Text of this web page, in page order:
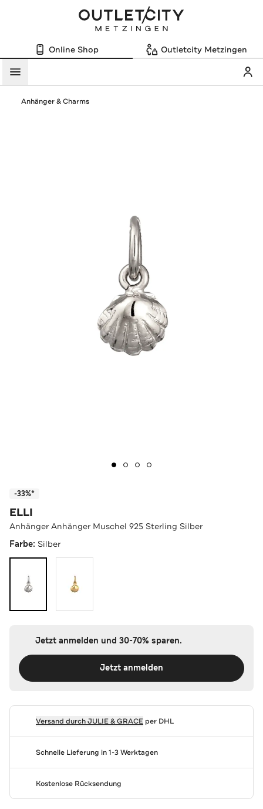
Online Shop Outletcity Metzingen
Menü
Anhänger & Charms
-33%*
ELLI
Anhänger Anhänger Muschel 925 Sterling Silber
Farbe: Silber
Jetzt anmelden und 30-70% sparen.
Jetzt anmelden
Versand durchJULIE & GRACEper DHL
Schnelle Lieferung in 1-3 Werktagen
Kostenlose Rücksendung